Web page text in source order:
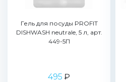
Гель для посуды PROFIT
DISHWASH neutrale, 5 л, арт.
449-5П
495 ₽